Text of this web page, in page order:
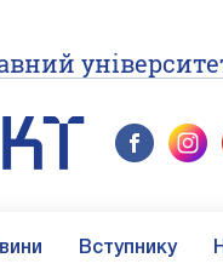
Вступнику